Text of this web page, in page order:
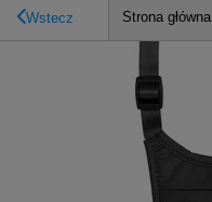
Wstecz Strona główna